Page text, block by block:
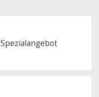
Spezialangebot